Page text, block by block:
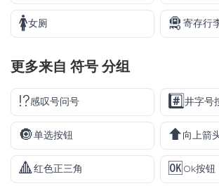
🚺女厕 🛅 寄存行
更多来自 符号 分组
⁉️感叹号问号 #️⃣井字号
🔘单选按钮 ⬆️向上箭
🔺红色正三角 🆗 Ok按钮